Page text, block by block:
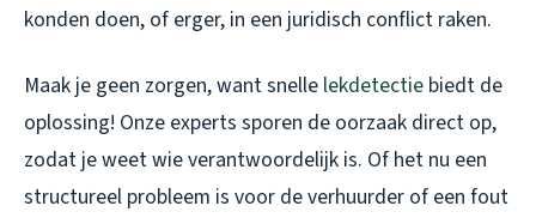
konden doen, of erger, in een juridisch conflict raken.
Maak je geen zorgen, want snelle lekdetectie biedt de
oplossing! Onze experts sporen de oorzaak direct op,
zodat je weet wie verantwoordelijk is. Of het nu een
structureel probleem is voor de verhuurder of een fout